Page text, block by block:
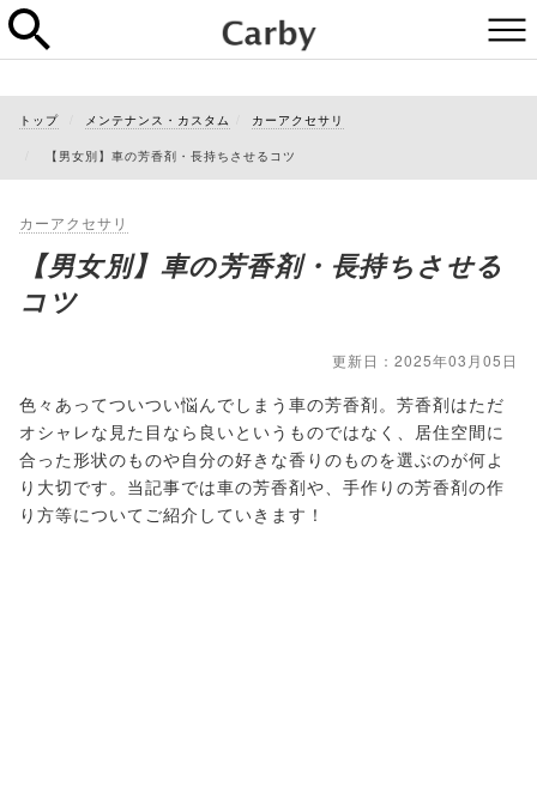
トップ メンテナンス・カスタム カーアクセサリ
【男女別】車の芳香剤・長持ちさせるコツ
カーアクセサリ
【男女別】車の芳香剤・長持ちさせる
コツ
更新日：2025年03月05日
色々あってついつい悩んでしまう車の芳香剤。芳香剤はただ
オシャレな見た目なら良いというものではなく、居住空間に
合った形状のものや自分の好きな香りのものを選ぶのが何よ
り大切です。当記事では車の芳香剤や、手作りの芳香剤の作
り方等についてご紹介していきます！